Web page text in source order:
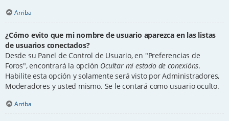
Arriba
¿Cómo evito que mi nombre de usuario aparezca en las listas
de usuarios conectados?
Desde su Panel de Control de Usuario, en "Preferencias de
Foros", encontrará la opción Ocultar mi estado de conexións.
Habilite esta opción y solamente será visto por Administradores,
Moderadores y usted mismo. Se le contará como usuario oculto.
Arriba